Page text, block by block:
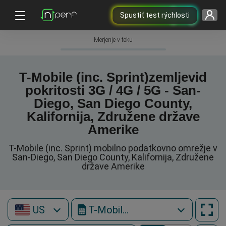
Spustiť test rýchlosti
Merjenje v teku
T-Mobile (inc. Sprint)zemljevid
pokritosti 3G / 4G / 5G - San-
Diego, San Diego County,
Kalifornija, Združene države
Amerike
T-Mobile (inc. Sprint) mobilno podatkovno omrežje v
San-Diego, San Diego County, Kalifornija, Združene
države Amerike
US T-Mobile (inc. Sprint)